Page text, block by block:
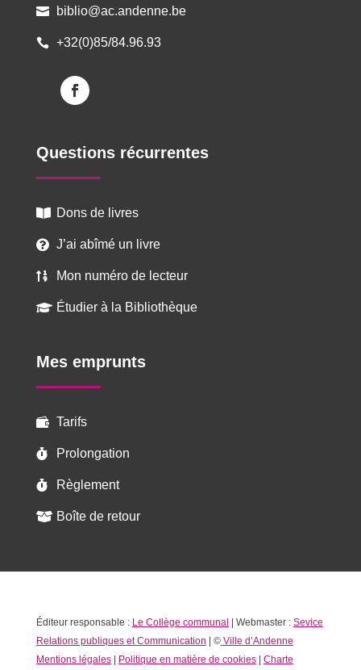
 biblio@ac.andenne.be
 +32(0)85/84.96.93
Questions récurrentes
 Dons de livres
 J’ai abîmé un livre
 Mon numéro de lecteur
 Étudier à la Bibliothèque
Mes emprunts
 Tarifs
 Prolongation
 Règlement
 Boîte de retour
Éditeur responsable : Le Collège communal | Webmaster : Sevice
Relations publiques et Communication
| © Ville d’Andenne
Mentions légales
Politique en matière de cookies Charte